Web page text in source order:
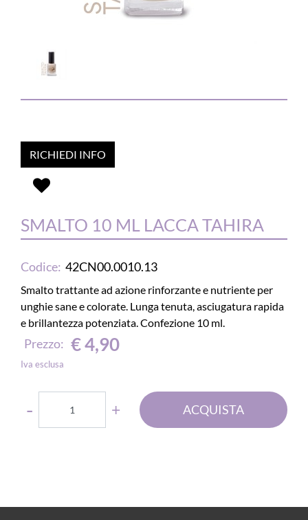
RICHIEDI INFO
SMALTO 10 ML LACCA TAHIRA
Codice: 42CN00.0010.13
Smalto trattante ad azione rinforzante e nutriente per
unghie sane e colorate. Lunga tenuta, asciugatura rapida
e brillantezza potenziata. Confezione 10 ml.
Prezzo: € 4,90
Iva esclusa
Quantità
ACQUISTA